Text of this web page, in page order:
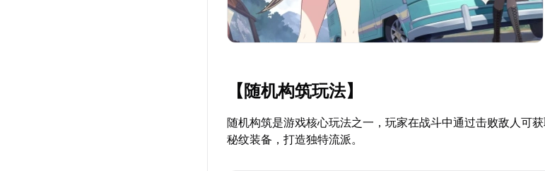
【随机构筑玩法】
随机构筑是游戏核心玩法之一，玩家在战斗中通过击败敌人可
秘纹装备，打造独特流派。